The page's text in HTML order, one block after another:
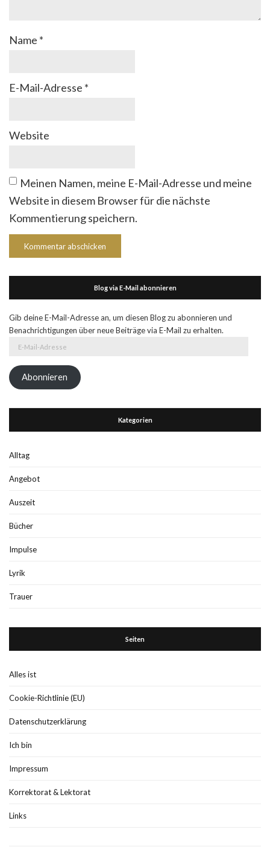
Name *
E-Mail-Adresse *
Website
Meinen Namen, meine E-Mail-Adresse und meine
Website in diesem Browser für die nächste
Kommentierung speichern.
Blog via E-Mail abonnieren
Gib deine E-Mail-Adresse an, um diesen Blog zu abonnieren und
Benachrichtigungen über neue Beiträge via E-Mail zu erhalten.
Adresse
Abonnieren
Kategorien
Alltag
Angebot
Auszeit
Bücher
Impulse
Lyrik
Trauer
Seiten
Alles ist
Cookie-Richtlinie (EU)
Datenschutzerklärung
Ich bin
Impressum
Korrektorat & Lektorat
Links